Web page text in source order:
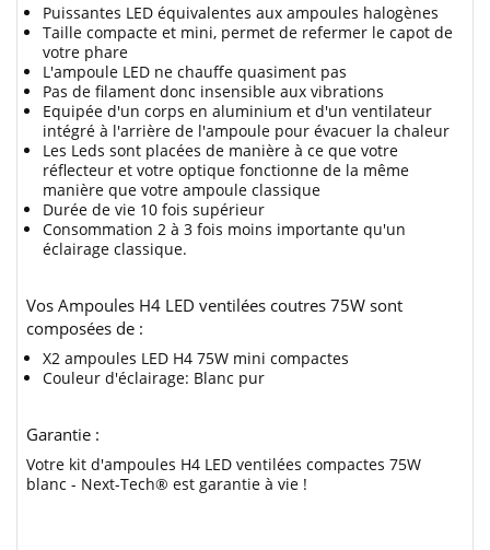
Puissantes LED équivalentes aux ampoules halogènes
Taille compacte et mini, permet de refermer le capot de
votre phare
L'ampoule LED ne chauffe quasiment pas
Pas de filament donc insensible aux vibrations
Equipée d'un corps en aluminium et d'un ventilateur
intégré à l'arrière de l'ampoule pour évacuer la chaleur
Les Leds sont placées de manière à ce que votre
réflecteur et votre optique fonctionne de la même
manière que votre ampoule classique
Durée de vie 10 fois supérieur
Consommation 2 à 3 fois moins importante qu'un
éclairage classique.
Vos Ampoules H4 LED ventilées coutres 75W sont
composées de :
X2 ampoules LED H4 75W mini compactes
Couleur d'éclairage: Blanc pur
Garantie :
Votre kit d'ampoules H4 LED ventilées compactes 75W
blanc - Next-Tech® est garantie à vie !